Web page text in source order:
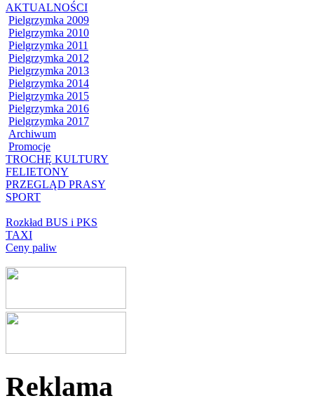
AKTUALNOŚCI
Pielgrzymka 2009
Pielgrzymka 2010
Pielgrzymka 2011
Pielgrzymka 2012
Pielgrzymka 2013
Pielgrzymka 2014
Pielgrzymka 2015
Pielgrzymka 2016
Pielgrzymka 2017
Archiwum
Promocje
TROCHĘ KULTURY
FELIETONY
PRZEGLĄD PRASY
SPORT
Rozkład BUS i PKS
TAXI
Ceny paliw
Reklama